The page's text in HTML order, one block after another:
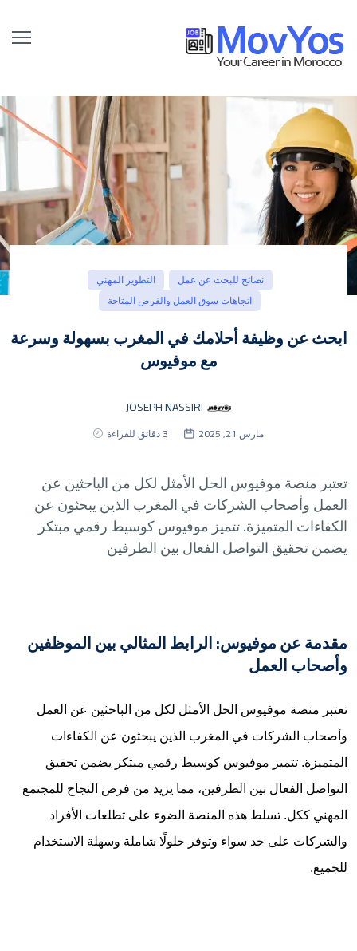
نصائح للبحث عن عمل
التطوير المهني
اتجاهات سوق العمل والفرص المتاحة
ابحث عن وظيفة أحلامك في المغرب بسهولة وسرعة
مع موفيوس
JOSEPH NASSIRI
مارس 21, 2025 3 دقائق للقراءة
تعتبر منصة موفيوس الحل الأمثل لكل من الباحثين عن
العمل وأصحاب الشركات في المغرب الذين يبحثون عن
الكفاءات المتميزة. تتميز موفيوس كوسيط رقمي مبتكر
يضمن تحقيق التواصل الفعال بين الطرفين
مقدمة عن موفيوس: الرابط المثالي بين الموظفين
وأصحاب العمل
تعتبر منصة موفيوس الحل الأمثل لكل من الباحثين عن العمل
وأصحاب الشركات في المغرب الذين يبحثون عن الكفاءات
المتميزة. تتميز موفيوس كوسيط رقمي مبتكر يضمن تحقيق
التواصل الفعال بين الطرفين، مما يزيد من فرص النجاح للمجتمع
المهني ككل. تسلط هذه المنصة الضوء على تطلعات الأفراد
والشركات على حد سواء وتوفر حلولًا شاملة وسهلة الاستخدام
للجميع.